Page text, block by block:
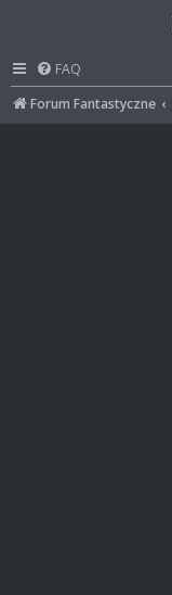
FAQ
Forum Fantastyczne